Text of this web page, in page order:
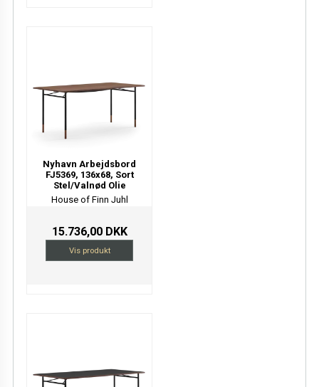
Nyhavn Arbejdsbord
FJ5369, 136x68, Sort
Stel/Valnød Olie
House of Finn Juhl
15.736,00 DKK
Vis produkt